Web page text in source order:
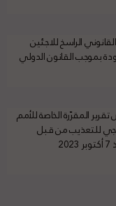
الراسخ للاجئين
بموجب القانون الدولي
المقرّرة الخاصة للأمم
للتعذيب من قبل